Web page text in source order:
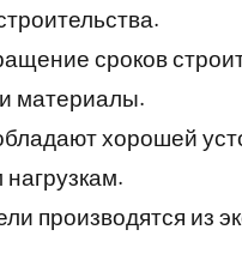
сроков
материалы.
хорошей
производятся из